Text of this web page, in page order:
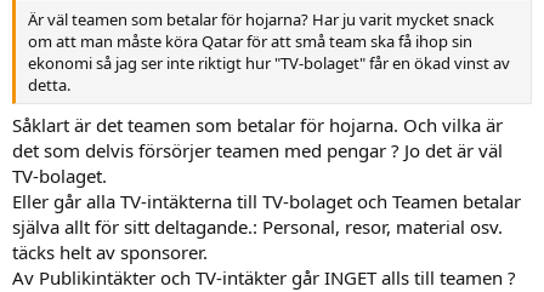
Är väl teamen som betalar för hojarna? Har ju varit mycket snack
om att man måste köra Qatar för att små team ska få ihop sin
ekonomi så jag ser inte riktigt hur "TV-bolaget" får en ökad vinst av
detta.
Såklart är det teamen som betalar för hojarna. Och vilka är
det som delvis försörjer teamen med pengar ? Jo det är väl
TV-bolaget.
Eller går alla TV-intäkterna till TV-bolaget och Teamen betalar
själva allt för sitt deltagande.: Personal, resor, material osv.
täcks helt av sponsorer.
Av Publikintäkter och TV-intäkter går INGET alls till teamen ?